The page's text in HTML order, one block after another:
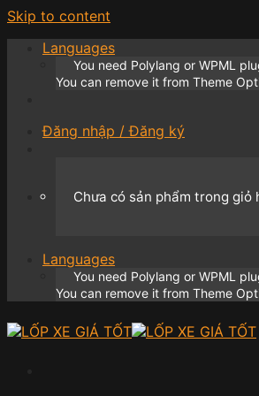
Skip to content
Languages
You need Polylang or WPML
You can remove it from Theme
Đăng nhập / Đăng ký
Chưa có sản phẩm trong giỏ
Languages
You need Polylang or WPML
You can remove it from Theme